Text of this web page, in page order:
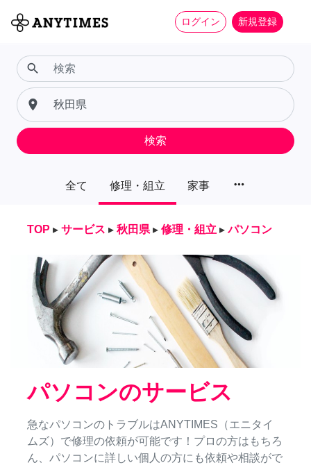
ログイン 新規登録
全て 修理・組立 家事 more_horiz
search
place
検索
TOP ▸ サービス ▸ 秋田県 ▸ 修理・組立 ▸ パソコン
パソコンのサービス
急なパソコンのトラブルはANYTIMES（エニタイ
ムズ）で修理の依頼が可能です！プロの方はもちろ
ん、パソコンに詳しい個人の方にも依頼や相談がで